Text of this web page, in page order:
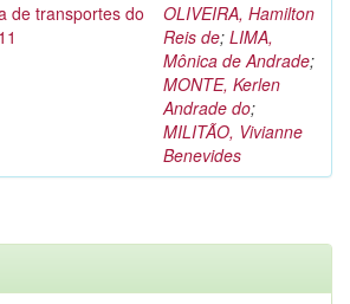
de transportes do
OLIVEIRA, Hamilton
Reis de; LIMA,
Mônica de Andrade;
MONTE, Kerlen
Andrade do;
MILITÃO, Vivianne
Benevides